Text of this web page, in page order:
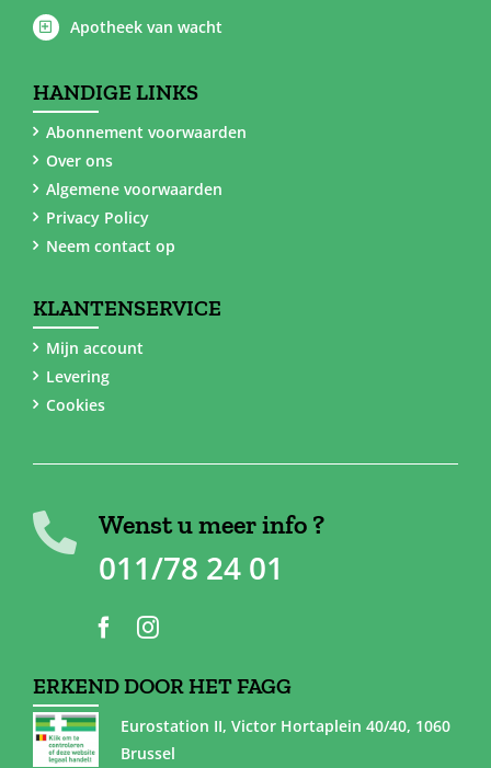
Apotheek van wacht
HANDIGE LINKS
Abonnement voorwaarden
Over ons
Algemene voorwaarden
Privacy Policy
Neem contact op
KLANTENSERVICE
Mijn account
Levering
Cookies
Wenst u meer info ?
011/78 24 01
ERKEND DOOR HET FAGG
Eurostation II, Victor Hortaplein 40/40, 1060
Brussel